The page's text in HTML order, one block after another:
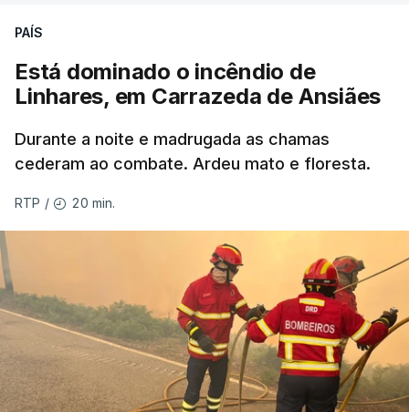
ERRO100
ERROR ON HTML5 MEDIA ELEMENT
ESTE CONTEÚDO ESTÁ NESTE
MOMENTO INDISPONÍVEL
As autoridades canadianas estimam que vai levar
dias ou semanas para controlar o fogo. Mais de
dois mil operacionais estão no terreno no combate
às chamas.
PAÍS
Está dominado o incêndio de
Linhares, em Carrazeda de Ansiães
Durante a noite e madrugada as chamas
cederam ao combate. Ardeu mato e floresta.
RTP / 20 min.